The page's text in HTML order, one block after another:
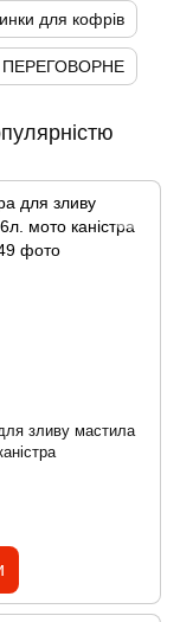
для кофрів
ПЕРЕГОВОРНЕ
зливу мастила